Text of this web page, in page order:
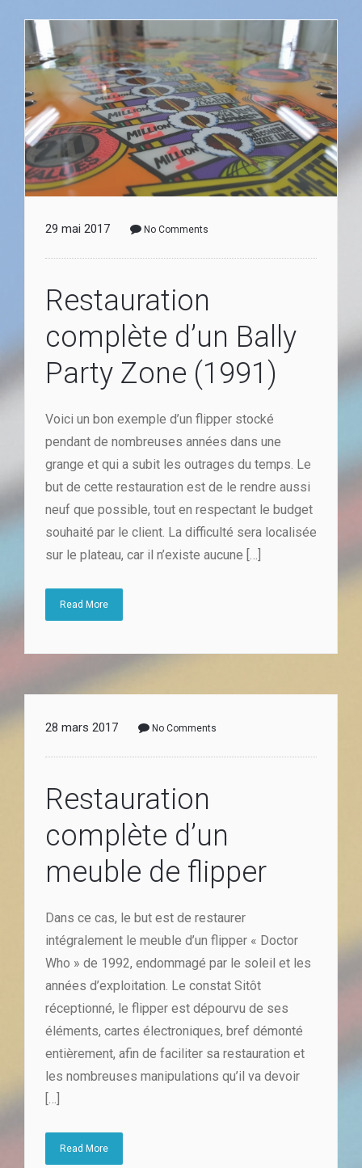
29 mai 2017 No Comments
Restauration
complète d’un Bally
Party Zone (1991)
Voici un bon exemple d’un flipper stocké
pendant de nombreuses années dans une
grange et qui a subit les outrages du temps. Le
but de cette restauration est de le rendre aussi
neuf que possible, tout en respectant le budget
souhaité par le client. La difficulté sera localisée
sur le plateau, car il n’existe aucune […]
Read More
28 mars 2017 No Comments
Restauration
complète d’un
meuble de flipper
Dans ce cas, le but est de restaurer
intégralement le meuble d’un flipper « Doctor
Who » de 1992, endommagé par le soleil et les
années d’exploitation. Le constat Sitôt
réceptionné, le flipper est dépourvu de ses
éléments, cartes électroniques, bref démonté
entièrement, afin de faciliter sa restauration et
les nombreuses manipulations qu’il va devoir
Read More